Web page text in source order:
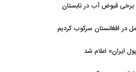
برخی قبوض آب در تابستان
در افغانستان سرکوب کردیم
ایران» اعلام شد